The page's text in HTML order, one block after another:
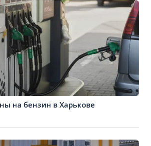
на бензин в Харькове